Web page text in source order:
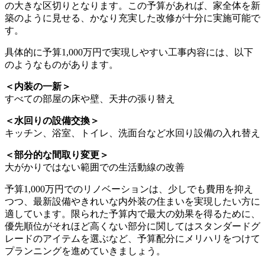
の大きな区切りとなります。この予算があれば、家全体を新
築のように見せる、かなり充実した改修が十分に実施可能で
す。
具体的に予算1,000万円で実現しやすい工事内容には、以下
のようなものがあります。
＜内装の一新＞
すべての部屋の床や壁、天井の張り替え
＜水回りの設備交換＞
キッチン、浴室、トイレ、洗面台など水回り設備の入れ替え
＜部分的な間取り変更＞
大がかりではない範囲での生活動線の改善
予算1,000万円でのリノベーションは、少しでも費用を抑え
つつ、最新設備やきれいな内外装の住まいを実現したい方に
適しています。限られた予算内で最大の効果を得るために、
優先順位がそれほど高くない部分に関してはスタンダードグ
レードのアイテムを選ぶなど、予算配分にメリハリをつけて
プランニングを進めていきましょう。